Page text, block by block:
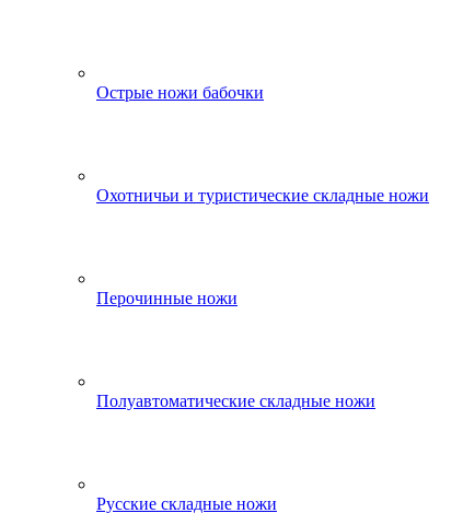
Острые ножи бабочки
Охотничьи и туристические складные ножи
Перочинные ножи
Полуавтоматические складные ножи
Русские складные ножи